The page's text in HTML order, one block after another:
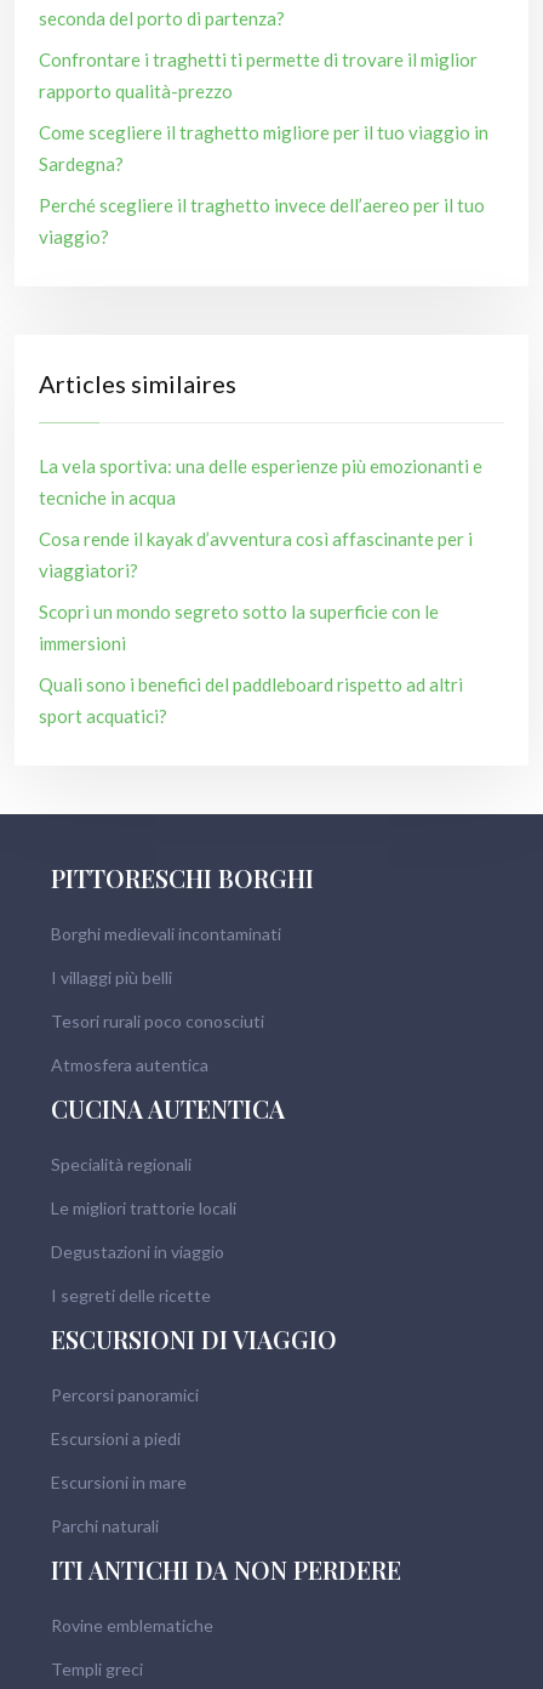
seconda del porto di partenza?
Confrontare i traghetti ti permette di trovare il miglior
rapporto qualità-prezzo
Come scegliere il traghetto migliore per il tuo viaggio in
Sardegna?
Perché scegliere il traghetto invece dell’aereo per il tuo
viaggio?
Articles similaires
La vela sportiva: una delle esperienze più emozionanti e
tecniche in acqua
Cosa rende il kayak d’avventura così affascinante per i
viaggiatori?
Scopri un mondo segreto sotto la superficie con le
immersioni
Quali sono i benefici del paddleboard rispetto ad altri
sport acquatici?
PITTORESCHI BORGHI
Borghi medievali incontaminati
I villaggi più belli
Tesori rurali poco conosciuti
Atmosfera autentica
CUCINA AUTENTICA
Specialità regionali
Le migliori trattorie locali
Degustazioni in viaggio
I segreti delle ricette
ESCURSIONI DI VIAGGIO
Percorsi panoramici
Escursioni a piedi
Escursioni in mare
Parchi naturali
ITI ANTICHI DA NON PERDERE
Rovine emblematiche
Templi greci